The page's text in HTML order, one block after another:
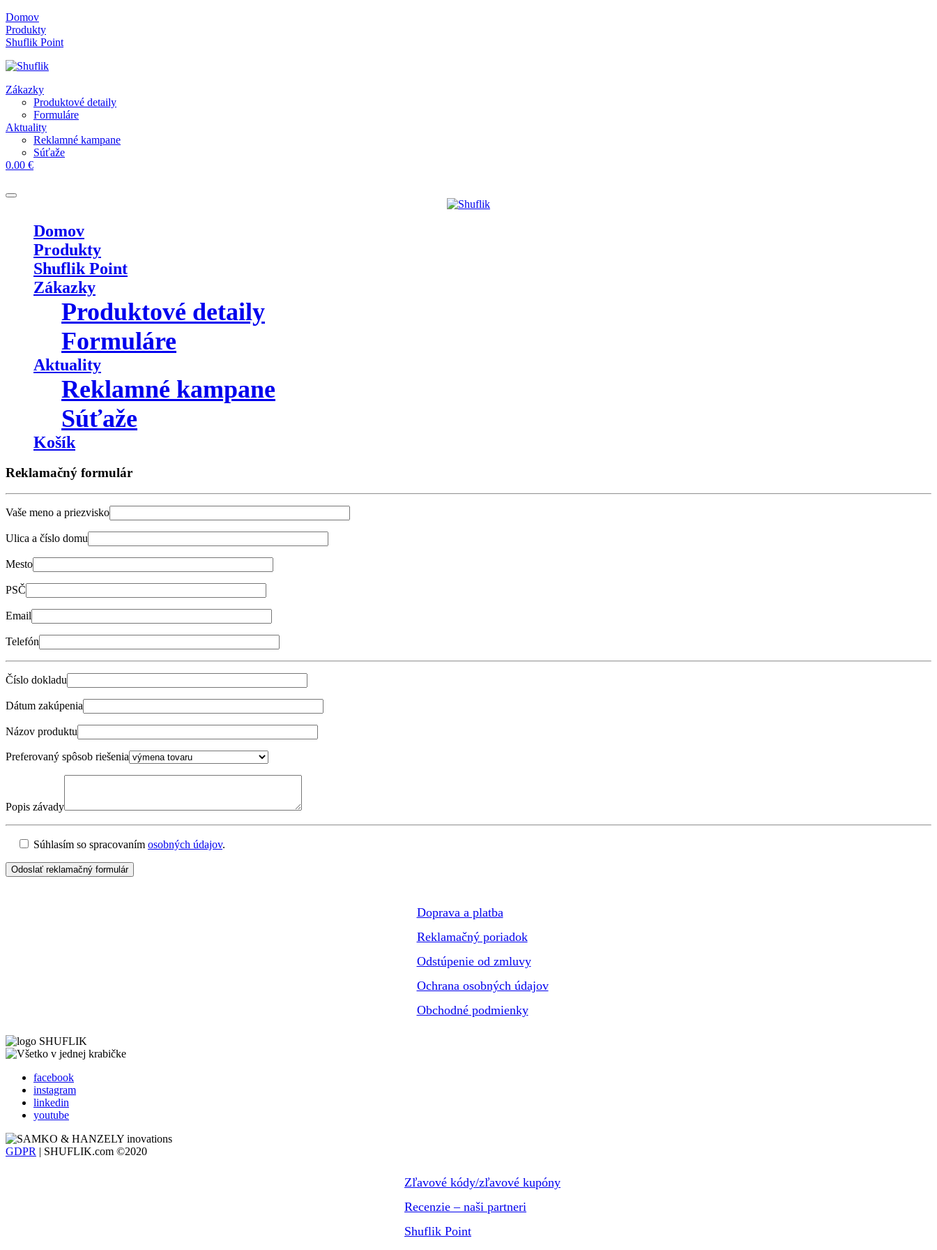
Skip
to
content
Domov
Produkty
Shuflik Point
Zákazky
Produktové detaily
Formuláre
Aktuality
Reklamné kampane
Súťaže
0.00 €
Domov
Produkty
Shuflik Point
Zákazky
Produktové detaily
Formuláre
Aktuality
Reklamné kampane
Súťaže
Košík
Reklamačný formulár
Vaše meno a priezvisko
Ulica a číslo domu
Mesto
PSČ
Email
Telefón
Číslo dokladu
Dátum zakúpenia
Názov produktu
Preferovaný spôsob riešenia
Popis závady
Súhlasím so spracovaním osobných údajov.
Doprava a platba
Reklamačný poriadok
Odstúpenie od zmluvy
Ochrana osobných údajov
Obchodné podmienky
facebook
instagram
linkedin
youtube
GDPR | SHUFLIK.com ©2020
Zľavové kódy/zľavové kupóny
Recenzie – naši partneri
Shuflik Point